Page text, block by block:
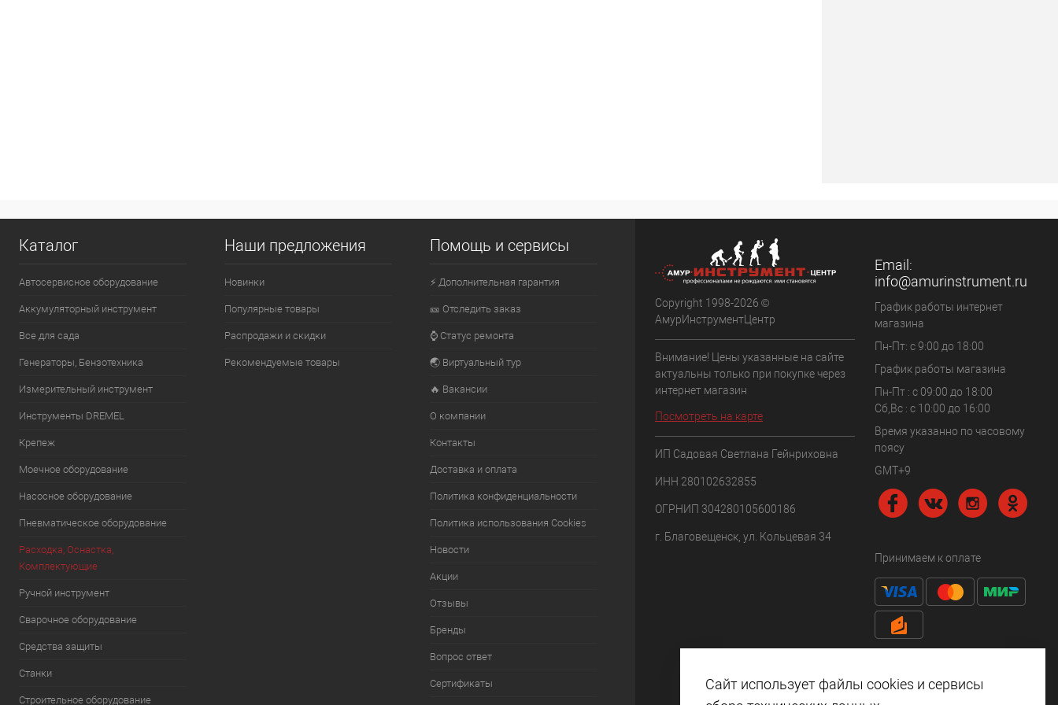
Каталог
Автосервисное оборудование
Аккумуляторный инструмент
Все для сада
Генераторы, Бензотехника
Измерительный инструмент
Инструменты DREMEL
Крепеж
Моечное оборудование
Насосное оборудование
Пневматическое оборудование
Расходка, Оснастка,
Комплектующие
Ручной инструмент
Сварочное оборудование
Средства защиты
Станки
Строительное оборудование
Наши предложения
Новинки
Популярные товары
Распродажи и скидки
Рекомендуемые товары
Помощь и сервисы
⚡ Дополнительная гарантия
🎫 Отследить заказ
⌚ Статус ремонта
🌏 Виртуальный тур
🔥 Вакансии
О компании
Контакты
Доставка и оплата
Политика конфиденциальности
Политика использования Cookies
Новости
Акции
Отзывы
Бренды
Вопрос ответ
Сертификаты
Copyright 1998-2026 ©
АмурИнструментЦентр
Внимание! Цены указанные на сайте
актуальны только при покупке через
интернет магазин
Посмотреть на карте
ИП Садовая Светлана Гейнриховна
ИНН 280102632855
ОГРНИП 304280105600186
г. Благовещенск, ул. Кольцевая 34
Email:
info@amurinstrument.ru
График работы интернет
магазина
Пн-Пт: с 9:00 до 18:00
График работы магазина
Пн-Пт : с 09:00 до 18:00
Сб,Вс : c 10:00 до 16:00
Время указанно по часовому
поясу
GMT+9
Принимаем к оплате
Сайт использует файлы cookies и сервисы